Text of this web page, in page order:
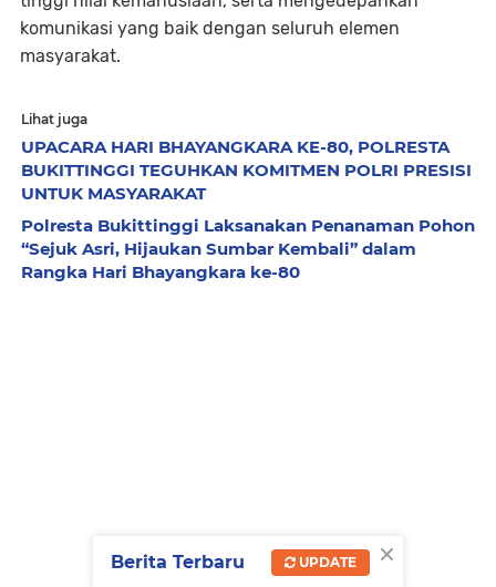
komunikasi yang baik dengan seluruh elemen
masyarakat.
Lihat juga
UPACARA HARI BHAYANGKARA KE-80, POLRESTA
BUKITTINGGI TEGUHKAN KOMITMEN POLRI PRESISI
UNTUK MASYARAKAT
Polresta Bukittinggi Laksanakan Penanaman Pohon
“Sejuk Asri, Hijaukan Sumbar Kembali” dalam
Rangka Hari Bhayangkara ke-80
×
Berita Terbaru UPDATE